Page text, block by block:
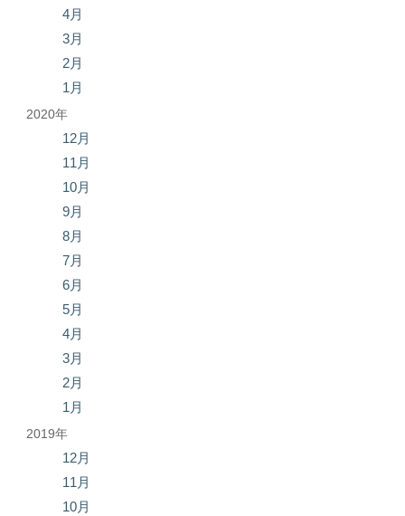
4月
3月
2月
1月
2020年
12月
11月
10月
9月
8月
7月
6月
5月
4月
3月
2月
1月
2019年
12月
11月
10月